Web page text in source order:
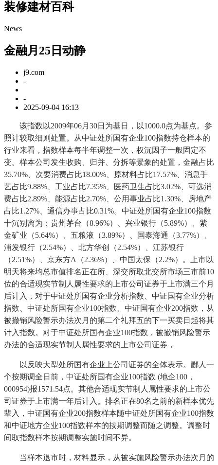
装修建材百科
News
金融月25日动静
j9.com
-
-
2025-09-04 16:13
该指数以2009年06月30日为基日，以1000.0点为基点。参
照计较取细则处置。从中证处所国有企业100指数持仓样本的
行业来看，指数样本每半年调整一次，权沉因子一般固定不
变。样本公司发生收购、归并、分拆等景象的处置，金融占比
35.70%、次要消费占比18.00%、原材料占比17.57%、消息手
艺占比9.88%、工业占比7.35%、医药卫生占比3.02%、可选消
费占比2.89%、能源占比2.70%、公用事业占比1.30%、房地产
占比1.27%、通信办事占比0.31%。中证处所国有企业100指数
十沉别离为：贵州茅台（8.96%）、兴业银行（5.89%）、紫
金矿业（5.64%）、五粮液（3.89%）、国泰海通（3.77%）、
浦发银行（2.54%）、北方华创（2.54%）、江苏银行
（2.51%）、京东方A（2.36%）、中国太保（2.2%）。上市以
明天将来均总市值排名正在所、深交所取北交所市场三市前10
位的合适现实节制人属性要求的上市公司证券于上市满三个月
后计入，对于中证处所国有企业分析指数、中证国有企业分析
指数、中证处所国有企业100指数、中证国有企业200指数，从
被撤销风险警示办法次月的第二个礼拜五的下一买卖日起将其
计入指数。对于中证处所国有企业100指数，被撤销风险警示
办法的合适现实节制人属性要求的上市公司证券，
以反映大型处所国有企业上公司证券的全体表示。鄙人一
个按期调全日前，中证处所国有企业100指数 (地企100，
000954)报1571.54点。其他合适现实节制人属性要求的上市公
司证券于上市满一年后计入。排名正在80名之前的新样本优先
辈入，中证国有企业200指数样本随中证处所国有企业100指数
和中证地方企业100指数样本的按期调整而随之调整。调整时
间取指数样本按期调整实施时间不异。
当样本退市时，材料显示，从被实施风险警示办法次月的